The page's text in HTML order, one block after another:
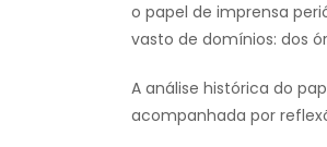
o papel de imprensa
vasto de domínios: dos
A análise histórica do
acompanhada por